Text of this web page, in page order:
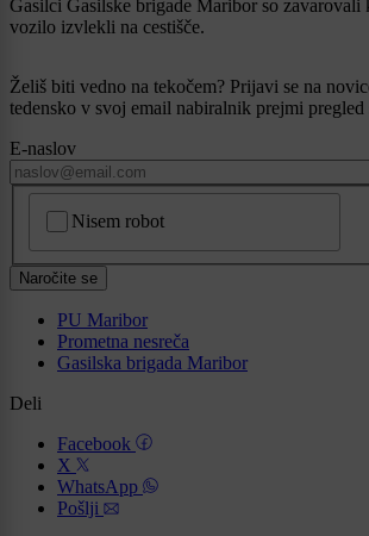
Gasilci Gasilske brigade Maribor so zavarovali
vozilo izvlekli na cestišče.
Želiš biti vedno na tekočem? Prijavi se na
tedensko v svoj email nabiralnik prejmi
E-naslov
Nisem robot
Naročite se
PU Maribor
Prometna nesreča
Gasilska brigada Maribor
Deli
Facebook
X
WhatsApp
Pošlji